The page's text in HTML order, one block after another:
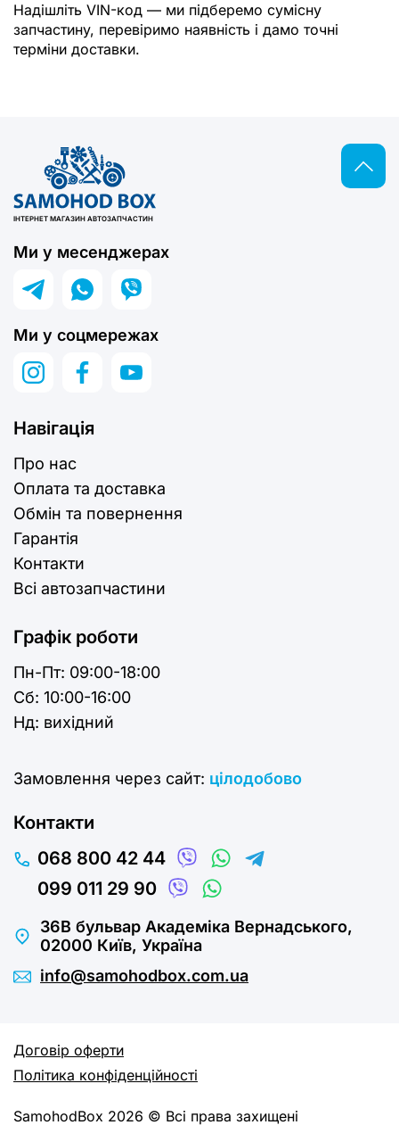
Надішліть VIN-код — ми підберемо сумісну
запчастину, перевіримо наявність і дамо точні
терміни доставки.
ІНТЕРНЕТ МАГАЗИН АВТОЗАПЧАСТИН
Ми у месенджерах
Ми у соцмережах
Навігація
Про нас
Оплата та доставка
Обмін та повернення
Гарантія
Контакти
Всі автозапчастини
Графік роботи
Пн-Пт: 09:00-18:00
Cб: 10:00-16:00
Нд: вихідний
Замовлення через сайт: цілодобово
Контакти
068 800 42 44
099 011 29 90
36В бульвар Академіка Вернадського,
02000 Київ, Україна
info@samohodbox.com.ua
Договір оферти
Політика конфіденційності
SamohodBox 2026 © Всі права захищені